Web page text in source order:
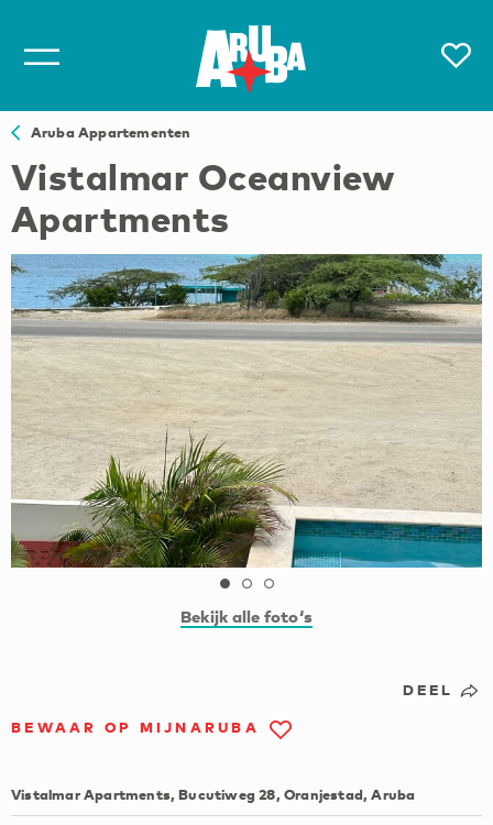
Aruba Appartementen
Vistalmar Oceanview
Apartments
Bekijk alle foto‘s
DEEL
BEWAAR OP MIJNARUBA
Vistalmar Apartments, Bucutiweg 28, Oranjestad, Aruba